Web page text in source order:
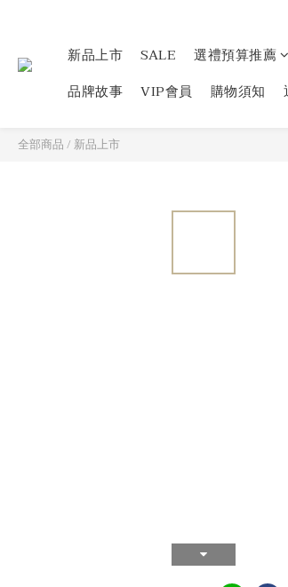
新品上市 SALE 選禮預算推薦
品牌故事
VIP會員 購物須知
全部商品/新品上市